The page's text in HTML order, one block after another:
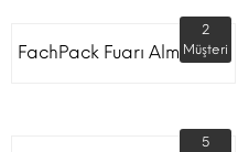
FachPack Fuarı Almanya
2
Müşteri
5